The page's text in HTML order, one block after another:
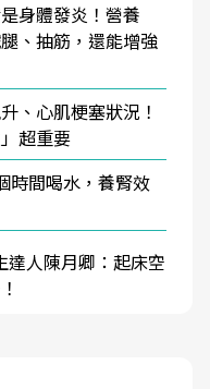
身體發炎！營養
、抽筋，還能增強
、心肌梗塞狀況！
超重要
時間喝水，養腎效
達人陳月卿：起床空